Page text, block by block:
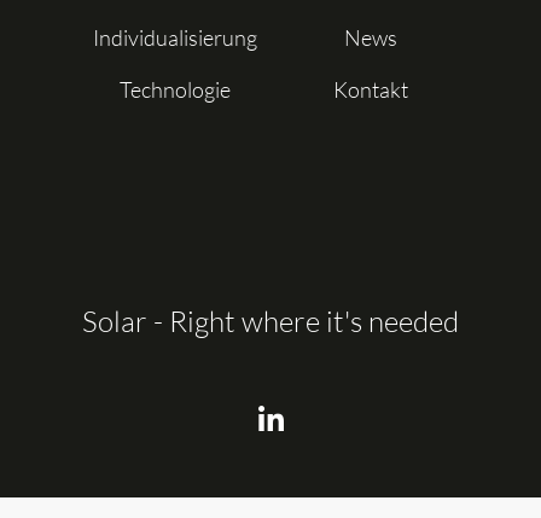
Individualisierung
Technologie
News
Kontakt
Solar - Right where it's needed